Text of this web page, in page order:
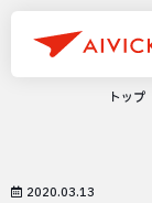
トップ
2020.03.13